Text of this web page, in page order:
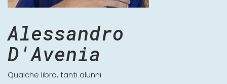
Alessandro
D'Avenia
Qualche libro, tanti alunni